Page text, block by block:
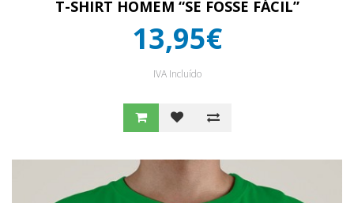
T-SHIRT HOMEM “SE FOSSE FÁCIL”
13,95€
IVA Incluído